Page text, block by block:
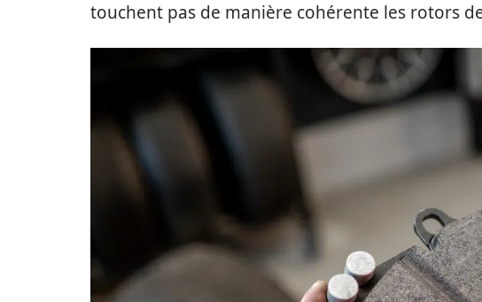
touchent pas de manière cohérente les rotors